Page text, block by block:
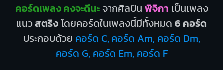
คอร์ดเพลง คงจะดีนะจากศิลปิน พิจิกา เป็นเพลง
แนวสตริงโดยคอร์ดในเพลงนี้มีทั้งหมด 6 คอร์ด
ประกอบด้วย คอร์ด C, คอร์ด Am, คอร์ด Dm,
คอร์ด G, คอร์ด Em, คอร์ด F